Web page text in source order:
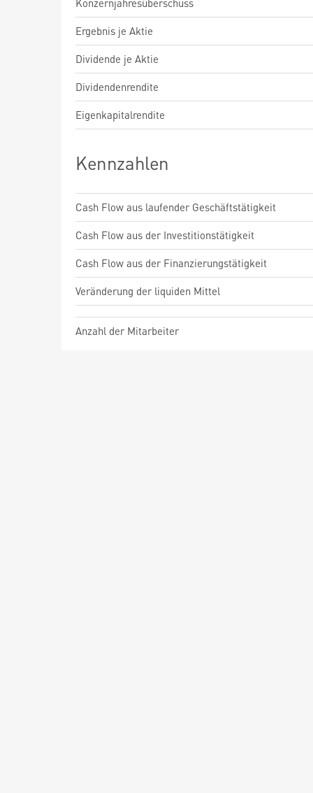
Konzernjahresüberschuss
Ergebnis je Aktie
Dividende je Aktie
Dividendenrendite
Eigenkapitalrendite
Kennzahlen
Cash Flow aus laufender Geschäftstätigkeit
Cash Flow aus der Investitionstätigkeit
Cash Flow aus der Finanzierungstätigkeit
Veränderung der liquiden Mittel
Anzahl der Mitarbeiter